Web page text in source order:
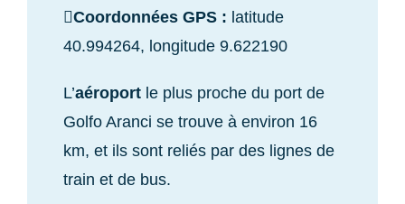
Coordonnées GPS : latitude
40.994264, longitude 9.622190
L’aéroportle plus proche du port de
Golfo Aranci se trouve à environ 16
km, et ils sont reliés par des lignes de
train et de bus.